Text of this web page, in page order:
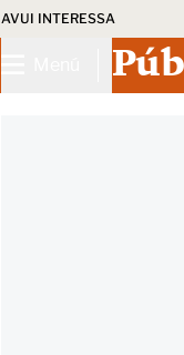
AVUI INTERESSA